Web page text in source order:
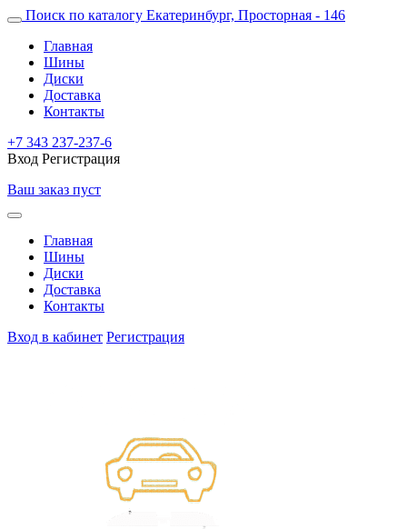
Поиск по каталогу Екатеринбург, Просторная - 146
Главная
Шины
Диски
Доставка
Контакты
+7 343 237-237-6
Вход Регистрация
Ваш заказ пуст
Главная
Шины
Диски
Доставка
Контакты
Вход в кабинет Регистрация